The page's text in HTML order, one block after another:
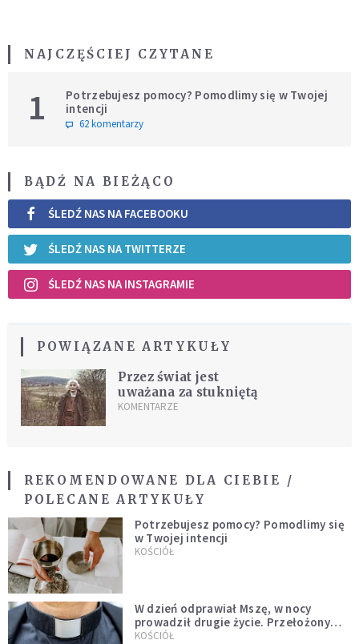
NAJCZĘŚCIEJ CZYTANE
1
Potrzebujesz pomocy? Pomodlimy się w Twojej
intencji
62 komentarzy
BĄDŹ NA BIEŻĄCO
ŚLEDŹ NAS NA FACEBOOKU
ŚLEDŹ NAS NA TWITTERZE
ŚLEDŹ NAS NA INSTAGRAMIE
POWIĄZANE ARTYKUŁY
Przez świat jest
uważana za stukniętą
KOMENTARZE
REKOMENDOWANE DLA CIEBIE /
POLECANE ARTYKUŁY
Potrzebujesz pomocy? Pomodlimy się
w Twojej intencji
KOŚCIÓŁ
W dzień odprawiał Mszę, w nocy
prowadził drugie życie. Przełożony
kazał mu opuścić zakon
KOŚCIÓŁ